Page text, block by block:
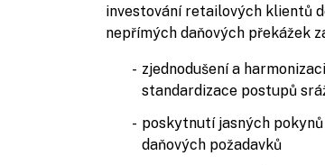
investování retailových klientů
nepřímých daňových překážek
zjednodušení a
standardizace postupů
poskytnutí jasných
daňových požadavků